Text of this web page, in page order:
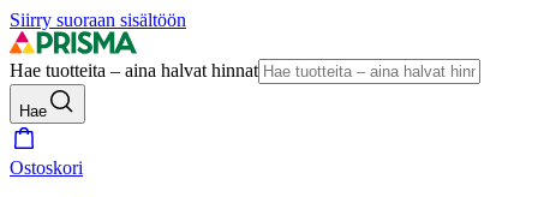
Siirry suoraan sisältöön
Hae tuotteita – aina halvat hinnat
Hae
Ostoskori